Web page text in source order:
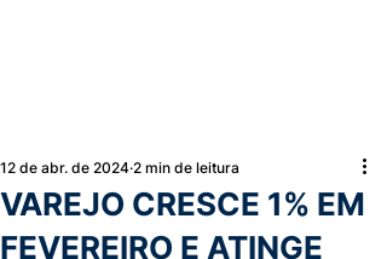
VAREJO CRESCE 1% EM
FEVEREIRO E ATINGE
12 de abr. de 2024 2 min de leitura